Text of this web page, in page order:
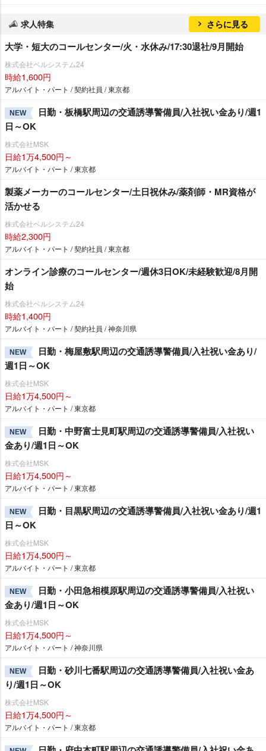
求人特集 さらに見る
大学・短大のコールセンター/火・水休み/17:30退社/9月開始
株式会社ベルシステム24
時給1,600円
アルバイト・パート / 契約社員 / 東京都
NEW
日勤・板橋駅周辺の交通誘導警備員/入社祝い金あり/週1
日～OK
株式会社MSK
日給1万4,500円～
アルバイト・パート / 東京都
製薬メーカーのコールセンター/土日祝休み/薬剤師・MR資格が
活かせる
株式会社ベルシステム24
時給2,300円
アルバイト・パート / 契約社員 / 東京都
オンライン診療のコールセンター/週休3日OK/未経験歓迎/8月開
始
株式会社ベルシステム24
時給1,400円
アルバイト・パート / 契約社員 / 神奈川県
NEW
日勤・梅屋敷駅周辺の交通誘導警備員/入社祝い金あり/
週1日～OK
株式会社MSK
日給1万4,500円～
アルバイト・パート / 東京都
NEW
日勤・中野富士見町駅周辺の交通誘導警備員/入社祝い
金あり/週1日～OK
株式会社MSK
日給1万4,500円～
アルバイト・パート / 東京都
NEW
日勤・目黒駅周辺の交通誘導警備員/入社祝い金あり/週1
日～OK
株式会社MSK
日給1万4,500円～
アルバイト・パート / 東京都
NEW
日勤・小田急相模原駅周辺の交通誘導警備員/入社祝い
金あり/週1日～OK
株式会社MSK
日給1万4,500円～
アルバイト・パート / 神奈川県
NEW
日勤・砂川七番駅周辺の交通誘導警備員/入社祝い金あ
り/週1日～OK
株式会社MSK
日給1万4,500円～
アルバイト・パート / 東京都